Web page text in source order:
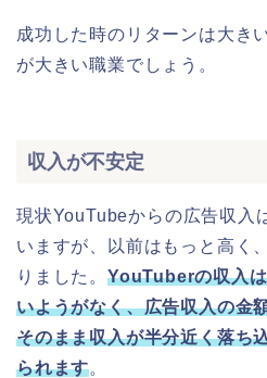
成功した時のリターンは大き
が大きい職業でしょう。
収入が不安定
現状YouTubeからの広告収入
いますが、以前はもっと高く
りました。 YouTuberの収入
いようがなく、広告収入の金
そのまま収入が半分近く落ち
られます。